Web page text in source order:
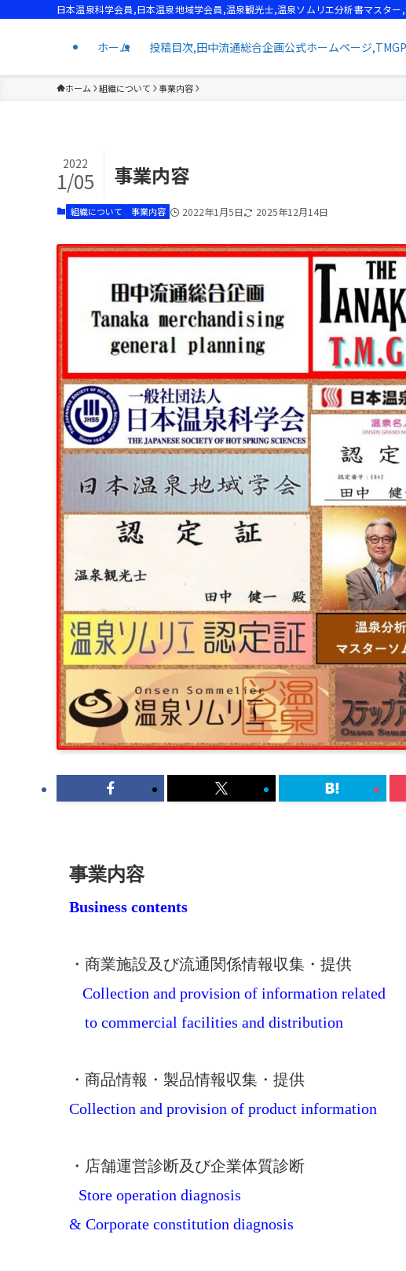
日本温泉科学会員,日本温泉地域学会員,温泉観光士,温泉ソムリエ分析書マスタ
ホーム 投稿目次,田中流通総合企画公式ホームページ
ホーム 組織について 事業内容
事業内容
2022
1/05
組織について 事業内容 2022年1月5日 2025年12月14日
事業内容
Business contents
・商業施設及び流通関係情報収集・提供
Collection and provision of information related
to commercial facilities and distribution
・商品情報・製品情報収集・提供
Collection and provision of product information
・店舗運営診断及び企業体質診断
Store operation diagnosis
& Corporate constitution diagnosis